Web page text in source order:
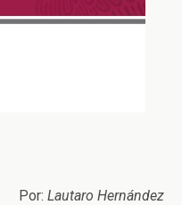
Por: Lautaro Hernández